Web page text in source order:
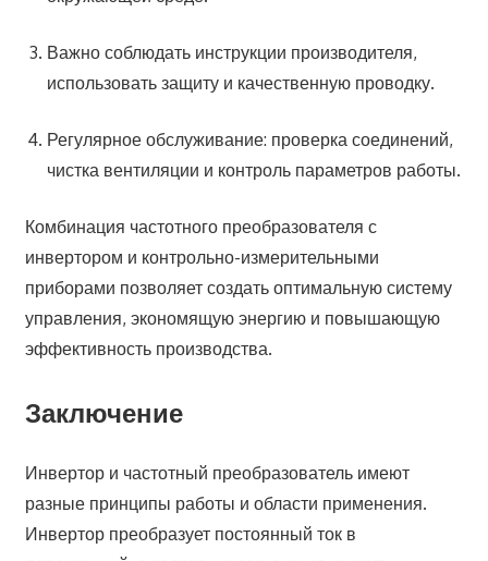
Важно соблюдать инструкции производителя,
использовать защиту и качественную проводку.
Регулярное обслуживание: проверка соединений,
чистка вентиляции и контроль параметров работы.
Комбинация частотного преобразователя с
инвертором и контрольно-измерительными
приборами позволяет создать оптимальную систему
управления, экономящую энергию и повышающую
эффективность производства.
Заключение
Инвертор и частотный преобразователь имеют
разные принципы работы и области применения.
Инвертор преобразует постоянный ток в